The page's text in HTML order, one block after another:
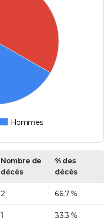
Hommes
Nombre de
décès
% des
décès
2 66,7 %
1 33,3 %